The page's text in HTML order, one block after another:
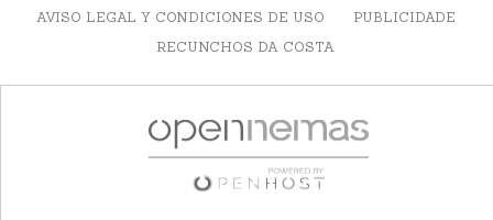
AVISO LEGAL Y CONDICIONES DE USO
PUBLICIDADE
RECUNCHOS DA COSTA